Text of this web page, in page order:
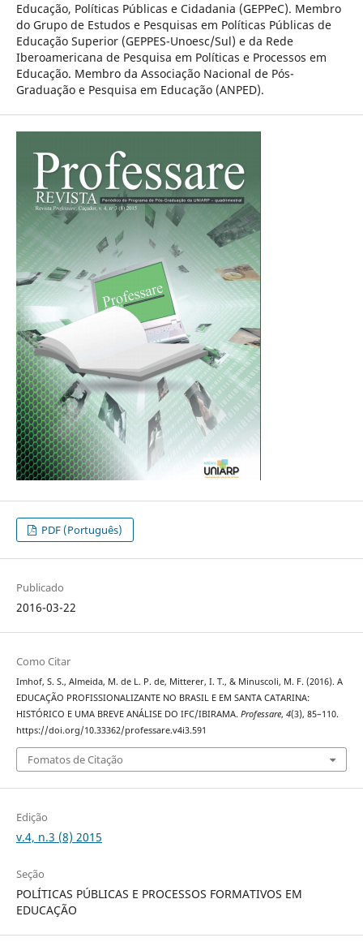
Educação, Políticas Públicas e Cidadania (GEPPeC). Membro
do Grupo de Estudos e Pesquisas em Políticas Públicas de
Educação Superior (GEPPES-Unoesc/Sul) e da Rede
Iberoamericana de Pesquisa em Políticas e Processos em
Educação. Membro da Associação Nacional de Pós-
Graduação e Pesquisa em Educação (ANPED).
PDF (Português)
Publicado
2016-03-22
Como Citar
Imhof, S. S., Almeida, M. de L. P. de, Mitterer, I. T., & Minuscoli, M. F. (2016). A
EDUCAÇÃO PROFISSIONALIZANTE NO BRASIL E EM SANTA CATARINA:
HISTÓRICO E UMA BREVE ANÁLISE DO IFC/IBIRAMA. Professare, 4(3), 85–110.
https://doi.org/10.33362/professare.v4i3.591
Fomatos de Citação
Edição
v.4, n.3 (8) 2015
Seção
POLÍTICAS PÚBLICAS E PROCESSOS FORMATIVOS EM
EDUCAÇÃO